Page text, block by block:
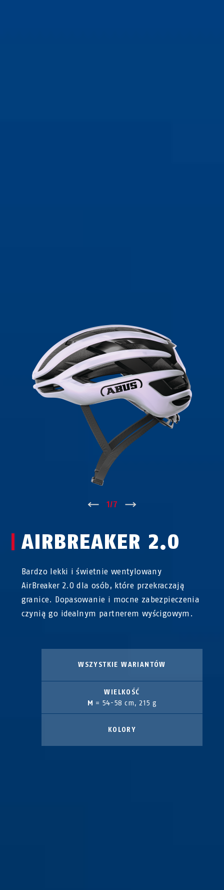
↑ 1/7
AIRBREAKER 2.0
Bardzo lekki i świetnie wentylowany
AirBreaker 2.0 dla osób, które przekraczają
granice. Dopasowanie i mocne zabezpieczenia
czynią go idealnym partnerem wyścigowym.
WSZYSTKIE WARIANTÓW
WIELKOŚĆ
M = 54-58 cm, 215 g
KOLORY